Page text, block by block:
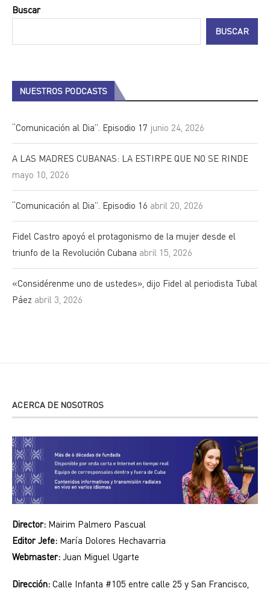
Buscar
BUSCAR
NUESTROS PODCASTS
“Comunicación al Dia”. Episodio 17 junio 24, 2026
A LAS MADRES CUBANAS: LA ESTIRPE QUE NO SE RINDE
mayo 10, 2026
“Comunicación al Dia”. Episodio 16 abril 20, 2026
Fidel Castro apoyó el protagonismo de la mujer desde el
triunfo de la Revolución Cubana abril 15, 2026
«Considérenme uno de ustedes», dijo Fidel al periodista Tubal
Páez abril 3, 2026
ACERCA DE NOSOTROS
Director: Mairim Palmero Pascual
Editor Jefe: María Dolores Hechavarria
Webmaster: Juan Miguel Ugarte
Dirección: Calle Infanta #105 entre calle 25 y San Francisco,